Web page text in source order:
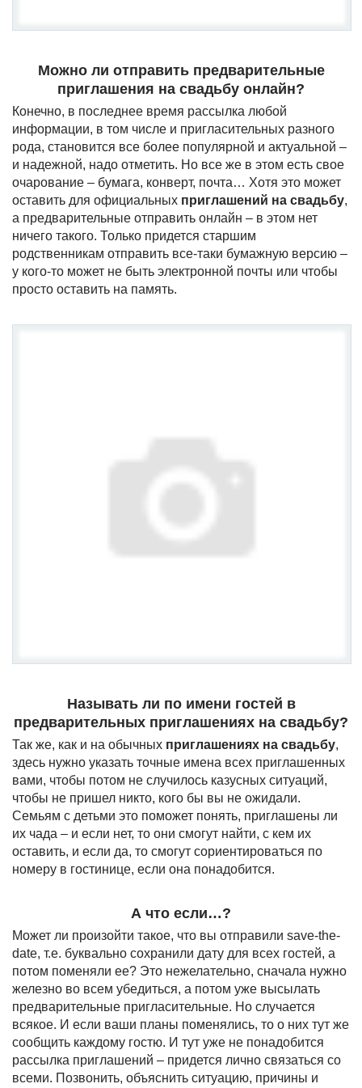
Можно ли отправить предварительные
приглашения на свадьбу онлайн?
Конечно, в последнее время рассылка любой
информации, в том числе и пригласительных разного
рода, становится все более популярной и актуальной –
и надежной, надо отметить. Но все же в этом есть свое
очарование – бумага, конверт, почта… Хотя это может
оставить для официальных приглашений на свадьбу,
а предварительные отправить онлайн – в этом нет
ничего такого. Только придется старшим
родственникам отправить все-таки бумажную версию –
у кого-то может не быть электронной почты или чтобы
просто оставить на память.
Называть ли по имени гостей в
предварительных приглашениях на свадьбу?
Так же, как и на обычных приглашениях на свадьбу,
здесь нужно указать точные имена всех приглашенных
вами, чтобы потом не случилось казусных ситуаций,
чтобы не пришел никто, кого бы вы не ожидали.
Семьям с детьми это поможет понять, приглашены ли
их чада – и если нет, то они смогут найти, с кем их
оставить, и если да, то смогут сориентироваться по
номеру в гостинице, если она понадобится.
А что если…?
Может ли произойти такое, что вы отправили save-the-
date, т.е. буквально сохранили дату для всех гостей, а
потом поменяли ее? Это нежелательно, сначала нужно
железно во всем убедиться, а потом уже высылать
предварительные пригласительные. Но случается
всякое. И если ваши планы поменялись, то о них тут же
сообщить каждому гостю. И тут уже не понадобится
рассылка приглашений – придется лично связаться со
всеми. Позвонить, объяснить ситуацию, причины и